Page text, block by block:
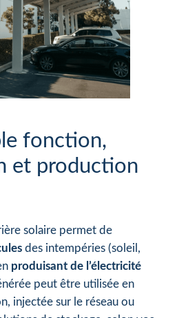
fonction,
et production
solaire permet de
des intempéries (soleil,
produisant de l’électricité
peut être utilisée en
injectée sur le réseau ou